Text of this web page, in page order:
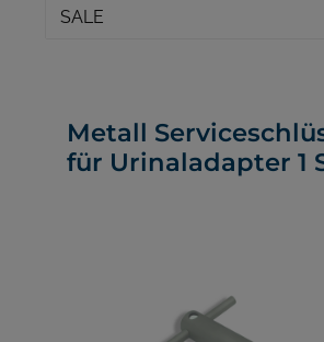
SALE
Metall
für Urinaladapter 1